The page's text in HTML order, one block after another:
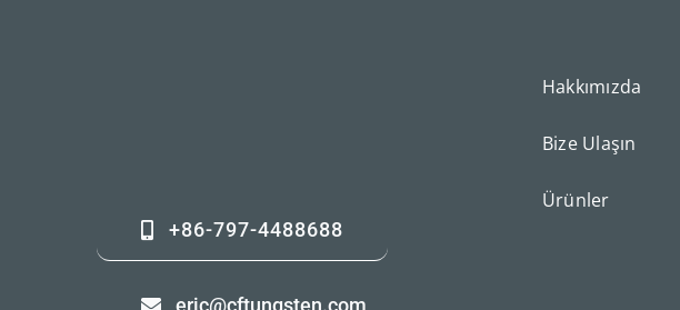
+86-797-4488688
Hakkımızda
Bize Ulaşın
Ürünler